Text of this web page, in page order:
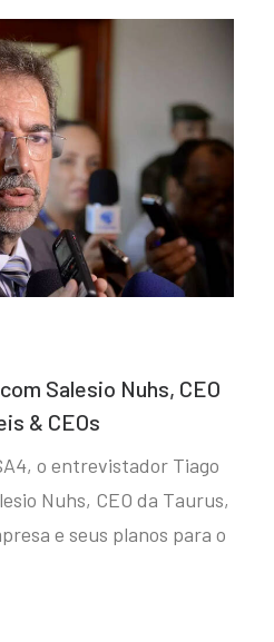
Salesio Nuhs, CEO
& CEOs
o entrevistador Tiago
Nuhs, CEO da Taurus,
e seus planos para o